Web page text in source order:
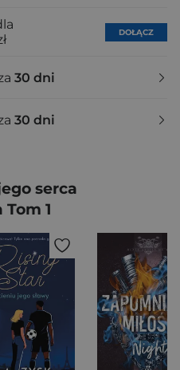
DOŁĄCZ
30 dni
30 dni
serca
1